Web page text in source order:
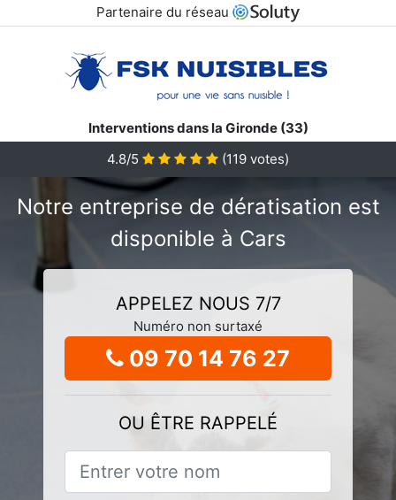
Partenaire du réseau
Interventions dans la Gironde (33)
4.8/5
(119 votes)
Notre entreprise de dératisation est
disponible à Cars
APPELEZ NOUS 7/7
Numéro non surtaxé
09 70 14 76 27
OU ÊTRE RAPPELÉ